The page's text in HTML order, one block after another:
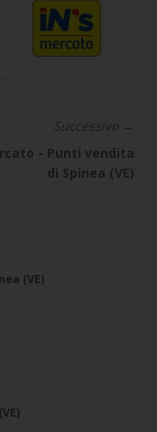
Successivo →
- Punti vendita
di Spinea (VE)
(VE)